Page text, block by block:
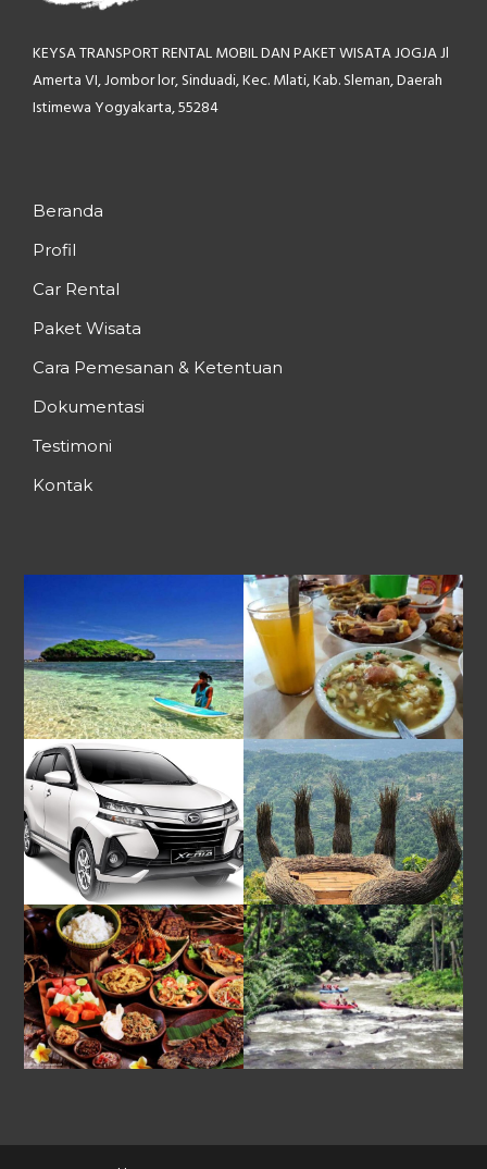
KEYSA TRANSPORT RENTAL MOBILDAN PAKET WISATA JOGJAJl
Amerta VI, Jombor lor,Sinduadi, Kec. Mlati, Kab. Sleman,Daerah
Istimewa Yogyakarta, 55284
Beranda
Profil
Car Rental
Paket Wisata
Cara Pemesanan & Ketentuan
Dokumentasi
Testimoni
Kontak